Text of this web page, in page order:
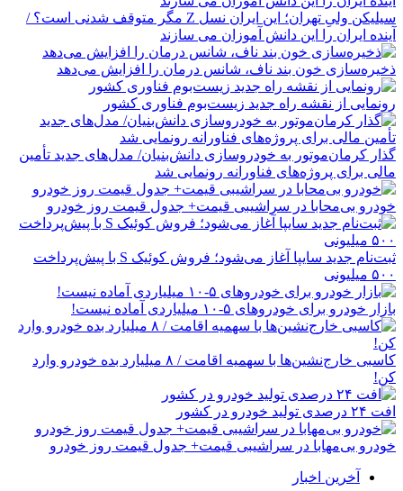
سیلیکن ولیِ تهران؛ این ایران نسل Z مگر متوقف شدنی است؟ /
آینده ایران را این دانش آموزان می سازند
ذخیره‌سازی خون بند ناف، شانس درمان را افزایش می‌دهد
رونمایی از نقشه راه جدید زیست‌بوم فناوری کشور
گذار کرمان‌موتور به خودروسازی دانش‌بنیان/ مدل‌های جدید تأمین
مالی برای پروژه‌های فناورانه رونمایی شد
خودرو بی‌محابا در سراشیبی قیمت+ جدول قیمت روز خودرو
ثبت‌نام جدید سایپا آغاز می‌شود؛ فروش کوئیک S با پیش‌پرداخت
۵۰۰ میلیونی
بازار خودرو برای خودروهای ۵-۱۰ میلیاردی آماده نیست!
کاسبی خارج‌نشین‌ها با سهمیه اقامت / ۸ میلیارد بده خودرو وارد
کن!
افت ۲۴ درصدی تولید خودرو در کشور
خودرو بی‌مهابا در سراشیبی قیمت+ جدول قیمت روز خودرو
آخرین اخبار